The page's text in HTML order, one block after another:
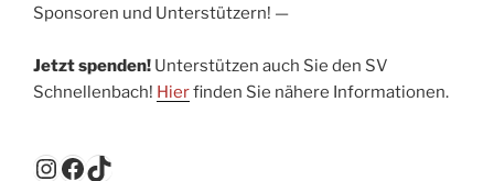
Sponsoren und Unterstützern! —
Jetzt spenden! Unterstützen auch Sie den SV
Schnellenbach! Hierfinden Sie nähere Informationen.